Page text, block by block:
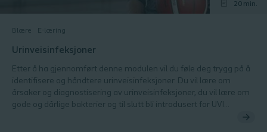
Blære E-læring
20 min.
Urinveisinfeksjoner
Etter å ha gjennomført denne modulen vil du føle deg trygg på å
identifisere og håndtere urinveisinfeksjoner. Du vil lære om
årsaker og diagnostisering av urinveisinfeksjoner, du vil lære om
gode og dårlige bakterier og til slutt bli introdusert for UVI